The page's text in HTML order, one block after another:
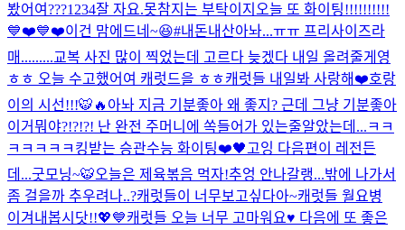
봤어여???1234잘 자요.못참지는 부탁이지 오늘 또 화이팅!!!!!!!!!!
💙❤️💙❤️이건 맘에드네~😆#내돈내산아놔...ㅠㅠ 프리사이즈라
매.........교복 사진 많이 찍었는데 고르다 늦겠다 내일 올려줄게영
ㅎㅎ 오늘 수고했어여 캐럿드을 ㅎㅎ캐럿들 내일봐 사랑해❤️호랑
이의 시선!!!🐯🔥 아놔 지금 기분좋아 왜 좋지? 근데 그냥 기분좋아
이거뭐야?!?!?! 난 완전 주머니에 쏙들어가 있는줄알았는데...ㅋㅋ
ㅋㅋㅋㅋㅋ 킹받는 승관수능 화이팅❤️🖤 고잉 다음편이 레전든
데...굿모닝~🐯오늘은 제육볶음 먹자!추엉 안나갈랭...밖에 나가서
좀 걸을까 추우려나..?캐럿들이 너무보고싶다아~캐럿들 월요병
이겨내봅시닷!!💖💙캐럿들 오늘 너무 고마워요♥️ 다음에 또 좋은